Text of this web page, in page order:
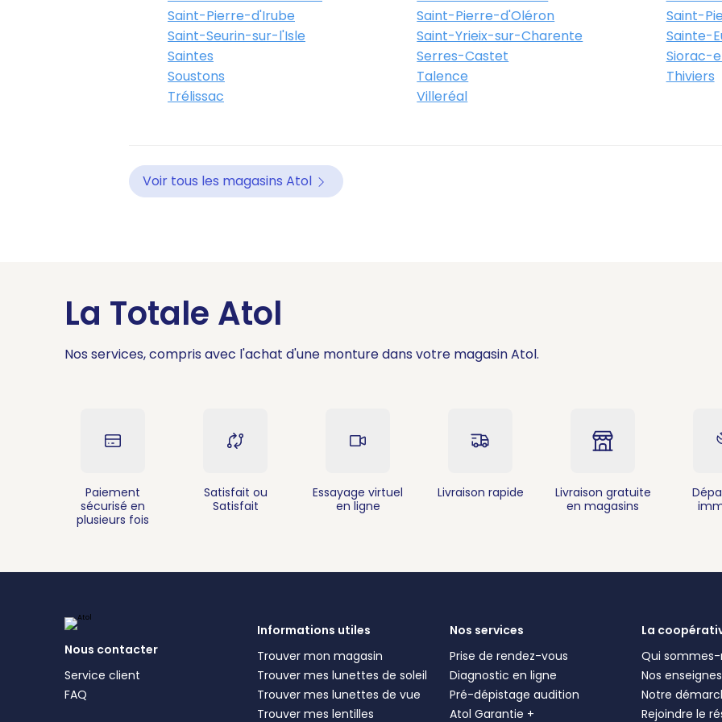
Saint-Pierre-d'Irube
Saint-Pierre-d'Oléron
Saint-
Saint-Seurin-sur-l'Isle
Saint-Yrieix-sur-Charente
Sainte-
Saintes
Serres-Castet
Siorac-
Soustons
Talence
Thiviers
Trélissac
Villeréal
Voir tous les magasins Atol
La Totale Atol
Nos services, compris avec l'achat d'une monture dans votre magasin Atol.
Paiement
sécurisé en
plusieurs fois
Satisfait ou
Satisfait
Essayage virtuel
en ligne
Livraison rapide
Livraison gratuite
en magasins
Nous contacter
Service client
FAQ
Informations utiles
Trouver mon magasin
Trouver mes lunettes de soleil
Trouver mes lunettes de vue
Trouver mes lentilles
Nos services
Prise de rendez-vous
Diagnostic en ligne
Pré-dépistage audition
Atol Garantie +
La
Qui sommes-
Nos enseignes
Notre
Rejoindre le